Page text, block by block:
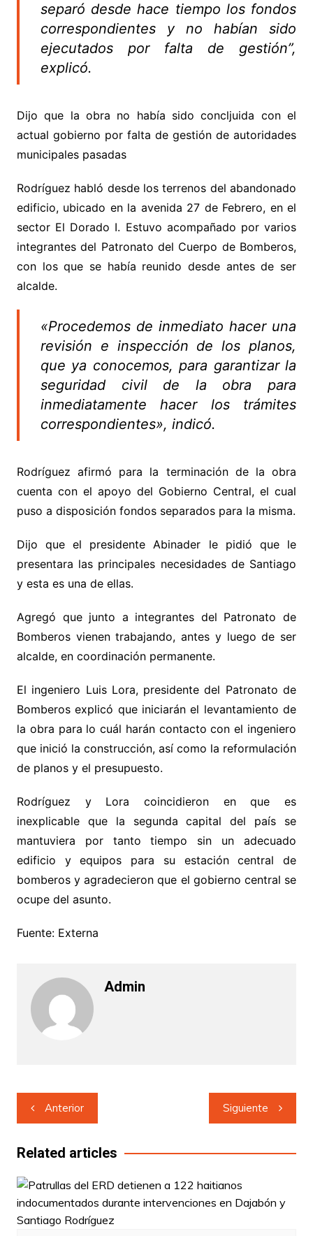
separó desde hace tiempo los fondos
correspondientes y no habían sido
ejecutados por falta de gestión”,
explicó.
Dijo que la obra no había sido concljuida con el
actual gobierno por falta de gestión de autoridades
municipales pasadas
Rodríguez habló desde los terrenos del abandonado
edificio, ubicado en la avenida 27 de Febrero, en el
sector El Dorado I. Estuvo acompañado por varios
integrantes del Patronato del Cuerpo de Bomberos,
con los que se había reunido desde antes de ser
alcalde.
«Procedemos de inmediato hacer una
revisión e inspección de los planos,
que ya conocemos, para garantizar la
seguridad civil de la obra para
inmediatamente hacer los trámites
correspondientes», indicó.
Rodríguez afirmó para la terminación de la obra
cuenta con el apoyo del Gobierno Central, el cual
puso a disposición fondos separados para la misma.
Dijo que el presidente Abinader le pidió que le
presentara las principales necesidades de Santiago
y esta es una de ellas.
Agregó que junto a integrantes del Patronato de
Bomberos vienen trabajando, antes y luego de ser
alcalde, en coordinación permanente.
El ingeniero Luis Lora, presidente del Patronato de
Bomberos explicó que iniciarán el levantamiento de
la obra para lo cuál harán contacto con el ingeniero
que inició la construcción, así como la reformulación
de planos y el presupuesto.
Rodríguez y Lora coincidieron en que es
inexplicable que la segunda capital del país se
mantuviera por tanto tiempo sin un adecuado
edificio y equipos para su estación central de
bomberos y agradecieron que el gobierno central se
ocupe del asunto.
Fuente: Externa
Admin
Navegación
de
entradas
Anterior Siguiente
Related articles